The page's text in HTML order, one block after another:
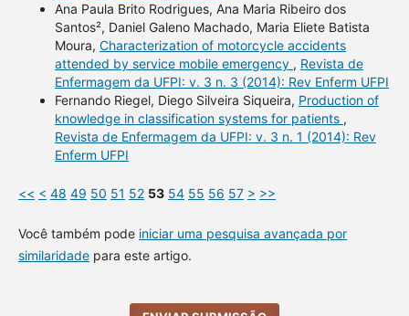
Ana Paula Brito Rodrigues, Ana Maria Ribeiro dos
Santos², Daniel Galeno Machado, Maria Eliete Batista
Moura, Characterization of motorcycle accidents
attended by service mobile emergency , Revista de
Enfermagem da UFPI: v. 3 n. 3 (2014): Rev Enferm UFPI
Fernando Riegel, Diego Silveira Siqueira, Production of
knowledge in classification systems for patients ,
Revista de Enfermagem da UFPI: v. 3 n. 1 (2014): Rev
Enferm UFPI
<< < 48 49 50 51 52 53 54 55 56 57 > >>
Você também pode iniciar uma pesquisa avançada por
similaridadepara este artigo.